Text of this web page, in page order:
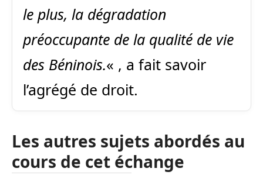
le plus, la dégradation
préoccupante de la qualité de vie
des Béninois.« , a fait savoir
l’agrégé de droit.
Les autres sujets abordés au
cours de cet échange